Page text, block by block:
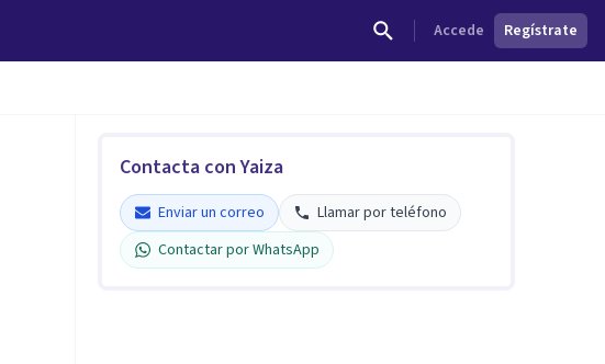
Accede Regístrate
Contacta con Yaiza
Enviar un correo
Llamar por teléfono
Contactar por WhatsApp